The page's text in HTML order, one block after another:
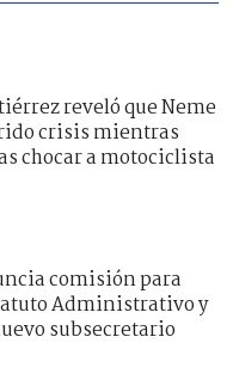
reveló que Neme
crisis mientras
chocar a motociclista
comisión para
Administrativo y
subsecretario